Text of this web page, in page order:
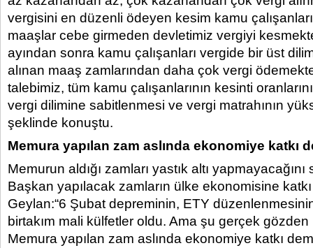
vergisini en düzenli ödeyen kesim kamu
maaşlar cebe girmeden devletimiz vergiyi
ayından sonra kamu çalışanları vergide bir üst
alınan maaş zamlarından daha çok vergi
talebimiz, tüm kamu çalışanlarının kesinti
vergi dilimine sabitlenmesi ve vergi matrahının
şeklinde konuştu.
Memura yapılan zam aslında ekonomiye katkı
Memurun aldığı zamları yastık altı
Başkan yapılacak zamların ülke ekonomisine
Geylan:“6 Şubat depreminin, ETY
birtakım mali külfetler oldu. Ama şu gerçek gözden
Memura yapılan zam aslında ekonomiye katkı